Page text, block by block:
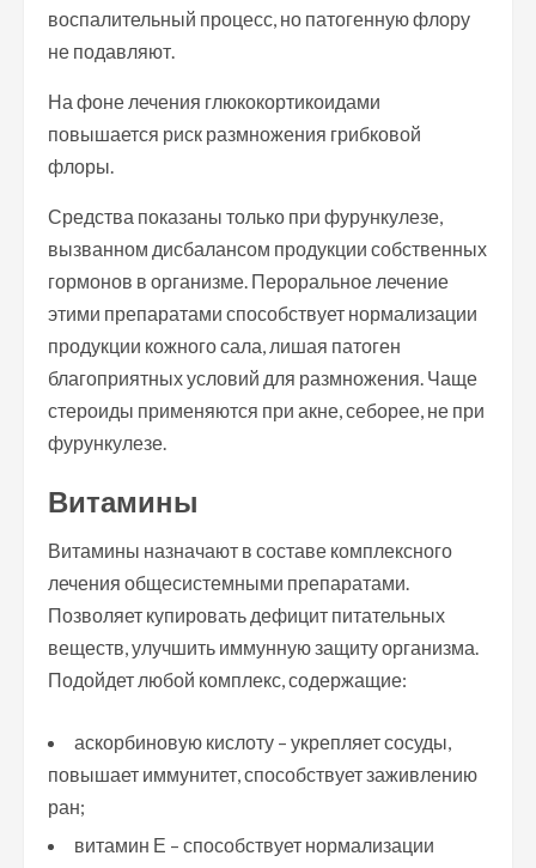
воспалительный процесс, но патогенную флору
не подавляют.
На фоне лечения глюкокортикоидами
повышается риск размножения грибковой
флоры.
Средства показаны только при фурункулезе,
вызванном дисбалансом продукции собственных
гормонов в организме. Пероральное лечение
этими препаратами способствует нормализации
продукции кожного сала, лишая патоген
благоприятных условий для размножения. Чаще
стероиды применяются при акне, себорее, не при
фурункулезе.
Витамины
Витамины назначают в составе комплексного
лечения общесистемными препаратами.
Позволяет купировать дефицит питательных
веществ, улучшить иммунную защиту организма.
Подойдет любой комплекс, содержащие:
аскорбиновую кислоту – укрепляет сосуды,
повышает иммунитет, способствует заживлению
ран;
витамин Е – способствует нормализации